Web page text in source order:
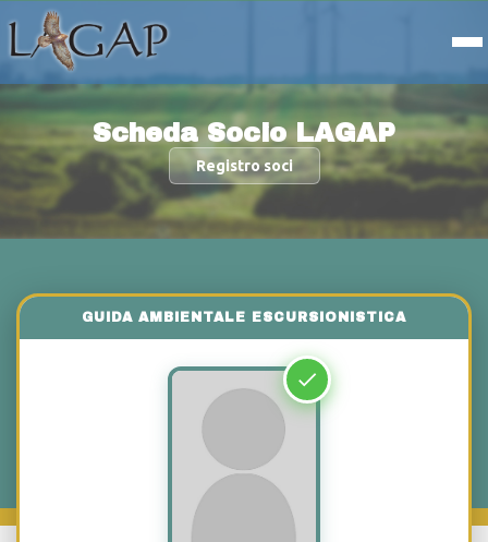
Scheda Socio LAGAP
Registro soci